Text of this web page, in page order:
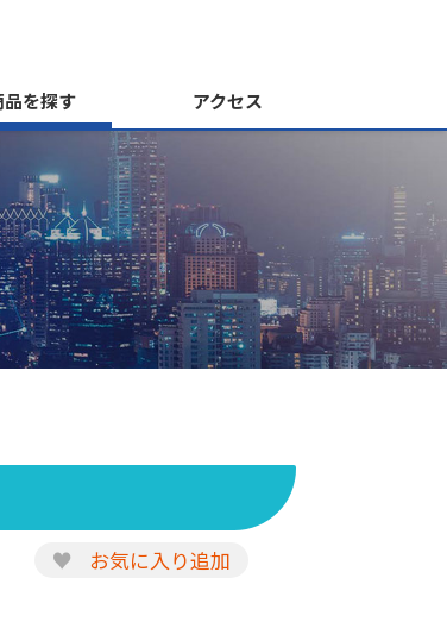
を探す アクセス
♥ お気に入り追加